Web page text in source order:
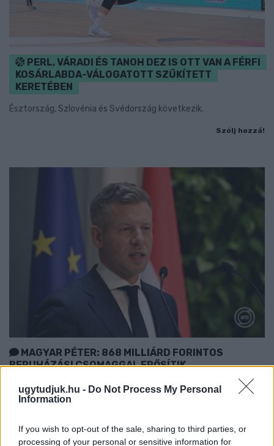
ugytudjuk.hu - Do Not Process My Personal
Information
If you wish to opt-out of the sale, sharing to third parties, or
processing of your personal or sensitive information for
PERL, VÁRADI ÉS TANOH DEZ IS OTT VAN A FÉRFI
KOSÁRLABDA-VÁLOGATOTT SZŰKÍTETT
KERETÉBEN
Észtország, Szlovénia és Svédország következik.
Szólj hozzá!
MAGYAR PÉTER: 868 MILLIÁRD FORINTOS
BERUHÁZÁSI CSOMAGGAL ERŐSÍTIK
MAGYARORSZÁG ENERGIAELLÁTÁSÁT, MIKÖZBEN
TOVÁBBRA IS KRITIKUS NAPOK ELÉ NÉZ AZ ORSZÁG
kormány.